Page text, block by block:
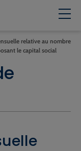
relative au nombre
le capital social